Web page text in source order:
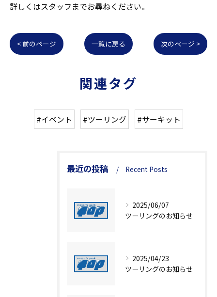
詳しくはスタッフまでお尋ねください。
< 前のページ 一覧に戻る 次のページ >
関連タグ
#イベント #ツーリング #サーキット
最近の投稿 Recent Posts
2025/06/07
ツーリングのお知らせ
2025/04/23
ツーリングのお知らせ